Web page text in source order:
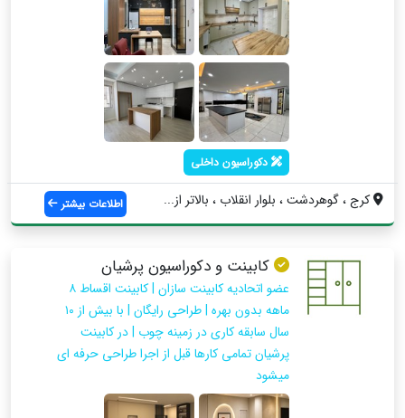
دکوراسیون داخلی
کرج ، گوهردشت ، بلوار انقلاب ، بالاتر از... اطلاعات بیشتر
کابینت و دکوراسیون پرشیان
عضو اتحادیه کابینت سازان | کابینت اقساط ۸
ماهه بدون بهره | طراحی رایگان | با بیش از ۱۰
سال سابقه کاری در زمینه چوب | در کابینت
پرشیان تمامی کارها قبل از اجرا طراحی حرفه ای
میشود